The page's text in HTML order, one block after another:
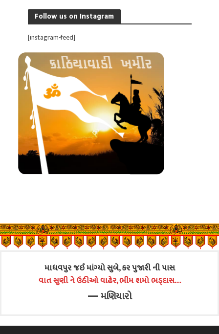
Follow us on Instagram
[instagram-feed]
માધવપુર જઈ માંગ્યો સુબે, કર પુજારી ની પાસ
વાત સુણી ને ઉઠીઓ વાઢેર, ભીમ શમો ભડ્દાસ….
—મણિયારો